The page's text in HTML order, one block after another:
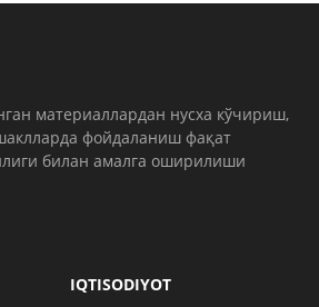
материаллардан нусха кўчириш,
фойдаланиш фақат
билан амалга оширилиши
IQTISODIYOT